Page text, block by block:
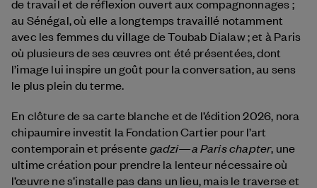
de travail et de réflexion ouvert aux compagnonnages ;
au Sénégal, où elle a longtemps travaillé notamment
avec les femmes du village de Toubab Dialaw ; et à Paris
où plusieurs de ses œuvres ont été présentées, dont
l’image lui inspire un goût pour la conversation, au sens
le plus plein du terme.
En clôture de sa carte blanche et de l’édition 2026, nora
chipaumire investit la Fondation Cartier pour l’art
contemporain et présente gadzi—a Paris chapter, une
ultime création pour prendre la lenteur nécessaire où
l’œuvre ne s’installe pas dans un lieu, mais le traverse et